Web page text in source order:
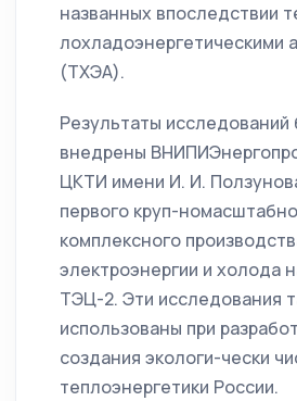
названных впоследствии
лохладоэнергетическими
(ТХЭА).
Результаты исследований
внедрены
ЦКТИ имени И. И.
первого круп-
комплексного
электроэнергии и холода
ТЭЦ-2. Эти исследования
использованы при
создания экологи-чески
теплоэнергетики России.